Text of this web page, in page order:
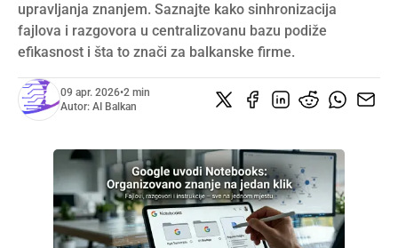
upravljanja znanjem. Saznajte kako sinhronizacija
fajlova i razgovora u centralizovanu bazu podiže
efikasnost i šta to znači za balkanske firme.
09 apr. 2026•2 min
Autor: AI Balkan